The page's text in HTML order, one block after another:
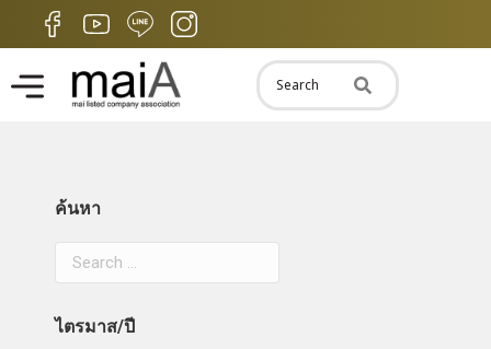
ค้นหา
ไตรมาส/ปี